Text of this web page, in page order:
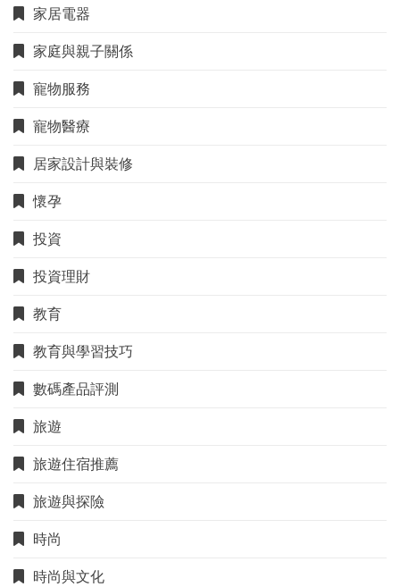
家居電器
家庭與親子關係
寵物服務
寵物醫療
居家設計與裝修
懷孕
投資
投資理財
教育
教育與學習技巧
數碼產品評測
旅遊
旅遊住宿推薦
旅遊與探險
時尚
時尚與文化